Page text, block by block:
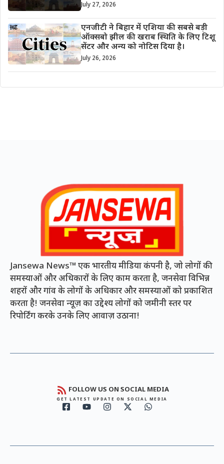
July 27, 2026
एनजीटी ने बिहार में एशिया की सबसे बड़ी
ऑक्सबो झील की खराब स्थिति के लिए टिशू
सेंटर और अन्य को नोटिस दिया है।
July 26, 2026
Jansewa News™ एक भारतीय मीडिया कंपनी है, जो लोगों की
समस्याओं और अधिकारों के लिए काम करता है, जनसेवा विभिन्न
शहरों और गांव के लोगों के अधिकार और समस्याओं को प्रकाशित
करता है! जनसेवा न्यूज़ का उद्देश्य लोगों को जमीनी स्तर पर
रिपोर्टिंग करके उनके लिए आवाज़ उठाना!
FOLLOW US ON SOCIAL MEDIA
GET LATEST UPDATE ON SOCIAL MEDIA